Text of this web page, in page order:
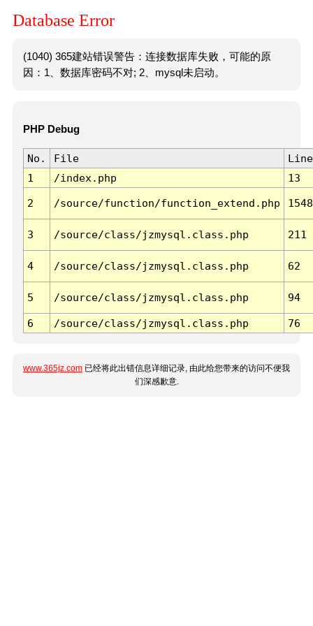
Database Error
(1040) 365建站错误警告：连接数据库失败，可能的原
因：1、数据库密码不对; 2、mysql未启动。
PHP Debug
No. File
Line
1
/index.php 13
2 /source/function/function_extend.php 1548
3 /source/class/jzmysql.class.php 211
4 /source/class/jzmysql.class.php 62
5 /source/class/jzmysql.class.php 94
6 /source/class/jzmysql.class.php 76
www.365jz.com 已经将此出错信息详细记录, 由此给您带来的访问不便我
们深感歉意.